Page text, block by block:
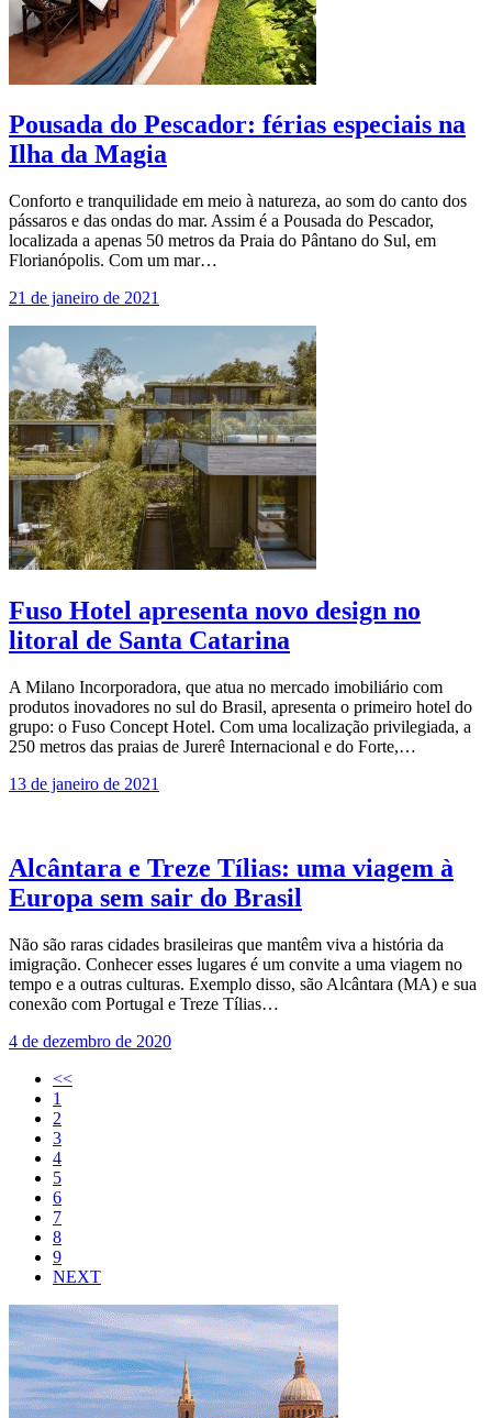
Pousada do Pescador: férias especiais na
Ilha da Magia
Conforto e tranquilidade em meio à natureza, ao som do canto dos
pássaros e das ondas do mar. Assim é a Pousada do Pescador,
localizada a apenas 50 metros da Praia do Pântano do Sul, em
Florianópolis. Com um mar…
21 de janeiro de 2021
Fuso Hotel apresenta novo design no
litoral de Santa Catarina
A Milano Incorporadora, que atua no mercado imobiliário com
produtos inovadores no sul do Brasil, apresenta o primeiro hotel do
grupo: o Fuso Concept Hotel. Com uma localização privilegiada, a
250 metros das praias de Jurerê Internacional e do Forte,…
13 de janeiro de 2021
Alcântara e Treze Tílias: uma viagem à
Europa sem sair do Brasil
Não são raras cidades brasileiras que mantêm viva a história da
imigração. Conhecer esses lugares é um convite a uma viagem no
tempo e a outras culturas. Exemplo disso, são Alcântara (MA) e sua
conexão com Portugal e Treze Tílias…
4 de dezembro de 2020
<<
1
2
3
4
5
6
7
8
9
NEXT